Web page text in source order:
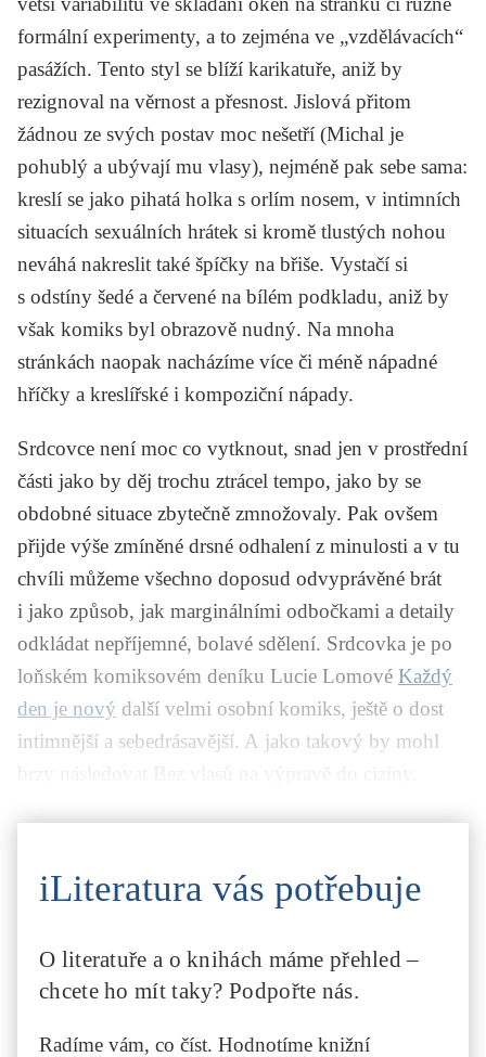
formální experimenty, a to zejména ve „vzdělávacích“
pasážích. Tento styl se blíží karikatuře, aniž by
rezignoval na věrnost a přesnost. Jislová přitom
žádnou ze svých postav moc nešetří (Michal je
pohublý a ubývají mu vlasy), nejméně pak sebe sama:
kreslí se jako pihatá holka s orlím nosem, v intimních
situacích sexuálních hrátek si kromě tlustých nohou
neváhá nakreslit také špíčky na břiše. Vystačí si
s odstíny šedé a červené na bílém podkladu, aniž by
však komiks byl obrazově nudný. Na mnoha
stránkách naopak nacházíme více či méně nápadné
hříčky a kreslířské i kompoziční nápady.
Srdcovce není moc co vytknout, snad jen v prostřední
části jako by děj trochu ztrácel tempo, jako by se
obdobné situace zbytečně zmnožovaly. Pak ovšem
přijde výše zmíněné drsné odhalení z minulosti a v tu
chvíli můžeme všechno doposud odvyprávěné brát
i jako způsob, jak marginálními odbočkami a detaily
odkládat nepříjemné, bolavé sdělení. Srdcovka je po
loňském komiksovém deníku Lucie Lomové Každý
den je nový další velmi osobní komiks, ještě o dost
intimnější a sebedrásavější. A jako takový by mohl
iLiteratura vás potřebuje
O literatuře a o knihách máme přehled –
chcete ho mít taky? Podpořte nás.
Radíme vám, co číst. Hodnotíme knižní